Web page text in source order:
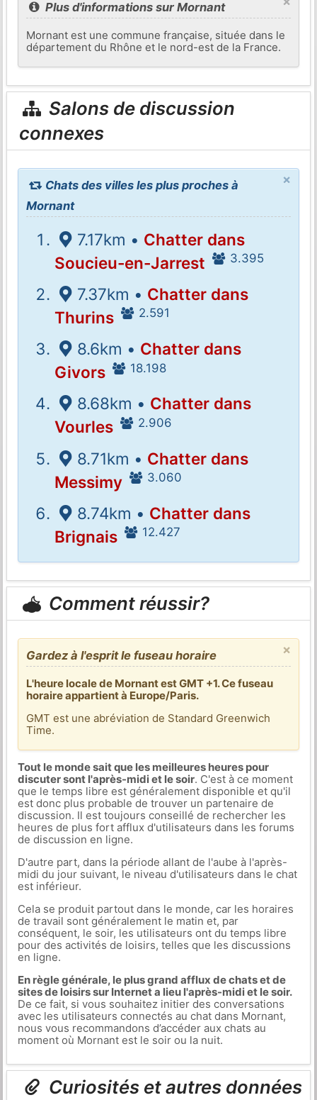
Plus d'informations sur Mornant
Mornant est une commune française, située dans le
département du Rhône et le nord-est de la France.
Salons de discussion
connexes
×
Chats des villes les plus proches à
Mornant
7.17km • Chatter dans
Soucieu-en-Jarrest
3.395
7.37km • Chatter dans
Thurins
2.591
8.6km • Chatter dans
Givors
18.198
8.68km • Chatter dans
Vourles
2.906
8.71km • Chatter dans
Messimy
3.060
8.74km • Chatter dans
Brignais
12.427
Comment réussir?
×
Gardez à l'esprit le fuseau horaire
L'heure locale de Mornant est GMT +1. Ce fuseau
horaire appartient à Europe/Paris.
GMT est une abréviation de Standard Greenwich
Time.
Tout le monde sait que les meilleures heures pour
discuter sont l'après-midi et le soir. C'est à ce moment
que le temps libre est généralement disponible et qu'il
est donc plus probable de trouver un partenaire de
discussion. Il est toujours conseillé de rechercher les
heures de plus fort afflux d'utilisateurs dans les forums
de discussion en ligne.
D'autre part, dans la période allant de l'aube à l'après-
midi du jour suivant, le niveau d'utilisateurs dans le chat
est inférieur.
Cela se produit partout dans le monde, car les horaires
de travail sont généralement le matin et, par
conséquent, le soir, les utilisateurs ont du temps libre
pour des activités de loisirs, telles que les discussions
en ligne.
En règle générale, le plus grand afflux de chats et de
sites de loisirs sur Internet a lieu l'après-midi et le soir.
De ce fait, si vous souhaitez initier des conversations
avec les utilisateurs connectés au chat dans Mornant,
nous vous recommandons d’accéder aux chats au
moment où Mornant est le soir ou la nuit.
Curiosités et autres données